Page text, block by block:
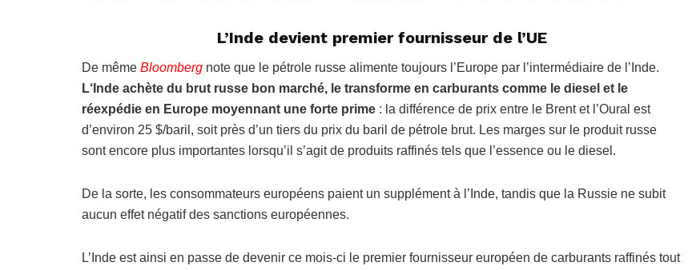
L’Inde devient premier fournisseur de l’UE
De même Bloomberg note que le pétrole russe alimente toujours l’Europe par l’intermédiaire de l’Inde.
L‘Inde achète du brut russe bon marché, le transforme en carburants comme le diesel et le
réexpédie en Europe moyennant une forte prime : la différence de prix entre le Brent et l’Oural est
d’environ 25 $/baril, soit près d’un tiers du prix du baril de pétrole brut. Les marges sur le produit russe
sont encore plus importantes lorsqu’il s’agit de produits raffinés tels que l’essence ou le diesel.
De la sorte, les consommateurs européens paient un supplément à l’Inde, tandis que la Russie ne subit
aucun effet négatif des sanctions européennes.
L’Inde est ainsi en passe de devenir ce mois-ci le premier fournisseur européen de carburants raffinés tout